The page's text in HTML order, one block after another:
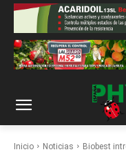
Inicio Noticias
Biobest